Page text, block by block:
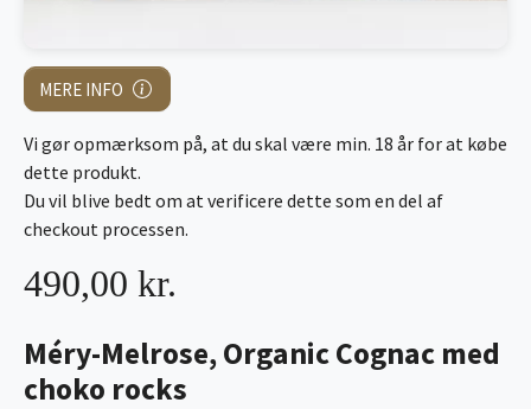
MERE INFO
Méry-Melrose, Organic Cognac med
choko rocks
490,00 kr.
Vi gør opmærksom på, at du skal være min. 18 år for at købe
dette produkt.
Du vil blive bedt om at verificere dette som en del af
checkout processen.